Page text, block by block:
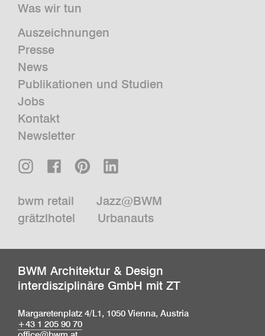
Was wir tun
Auszeichnungen
Presse
News
Publikationen und Studien
Jobs
Kontakt
Newsletter
bwm retail
Jazz@BWM
grätzlhotel
Urbanauts
BWM Architektur & Design
interdisziplinäre GmbH mit ZT
Margaretenplatz 4/L1, 1050 Vienna, Austria
+43 1 205 90 70